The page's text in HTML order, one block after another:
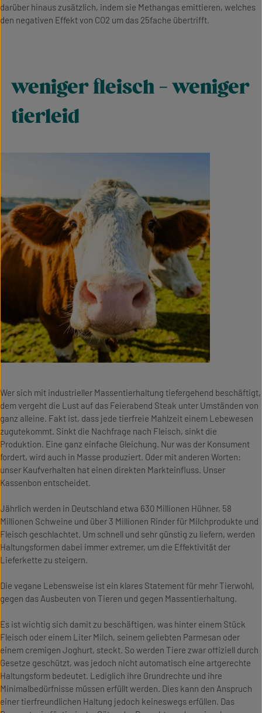
darüber hinaus zusätzlich, indem sie Methangas emittieren, welches
den negativen Effekt von CO2 um das 25fache übertrifft.
weniger fleisch - weniger
tierleid
Wer sich mit industrieller Massentierhaltung tiefergehend beschäftigt,
dem vergeht die Lust auf das Feierabend Steak unter Umständen von
ganz alleine. Fakt ist, dass jede tierfreie Mahlzeit einem Lebewesen
zugutekommt. Sinkt die Nachfrage nach Fleisch, sinkt die
Produktion. Eine ganz einfache Gleichung. Nur was der Konsument
fordert, wird auch in Masse produziert. Oder mit anderen Worten:
unser Kaufverhalten hat einen direkten Markteinfluss. Unser
Kassenbon entscheidet.
Jährlich werden in Deutschland etwa 630 Millionen Hühner, 58
Millionen Schweine und über 3 Millionen Rinder für Milchprodukte und
Fleisch geschlachtet. Um schnell und sehr günstig zu liefern, werden
Haltungsformen dabei immer extremer, um die Effektivität der
Lieferkette zu steigern.
Die vegane Lebensweise ist ein klares Statement für mehr Tierwohl,
gegen das Ausbeuten von Tieren und gegen Massentierhaltung.
Es ist wichtig sich damit zu beschäftigen, was hinter einem Stück
Fleisch oder einem Liter Milch, seinem geliebten Parmesan oder
einem cremigen Joghurt, steckt. So werden Tiere zwar offiziell durch
Gesetze geschützt, was jedoch nicht automatisch eine artgerechte
Haltungsform bedeutet. Lediglich ihre Grundrechte und ihre
Minimalbedürfnisse müssen erfüllt werden. Dies kann den Anspruch
einer tierfreundlichen Haltung jedoch keineswegs erfüllen. Das